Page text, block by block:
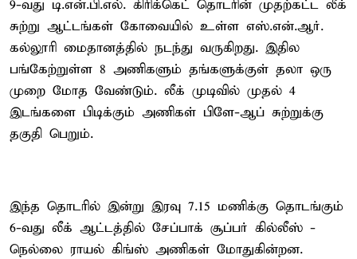
9-வது டி.என்.பி.எல். கிரிக்கெட் தொடரின் முதற்கட்ட லீக்
சுற்று ஆட்டங்கள் கோவையில் உள்ள எஸ்.என்.ஆர்.
கல்லூரி மைதானத்தில் நடந்து வருகிறது. இதில
பங்கேற்றுள்ள 8 அணிகளும் தங்களுக்குள் தலா ஒரு
முறை மோத வேண்டும். லீக் முடிவில் முதல் 4
இடங்களை பிடிக்கும் அணிகள் பிளே-ஆப் சுற்றுக்கு
தகுதி பெறும்.
இந்த தொடரில் இன்று இரவு 7.15 மணிக்கு தொடங்கும்
6-வது லீக் ஆட்டத்தில் சேப்பாக் சூப்பர் கில்லீஸ் -
நெல்லை ராயல் கிங்ஸ் அணிகள் மோதுகின்றன.